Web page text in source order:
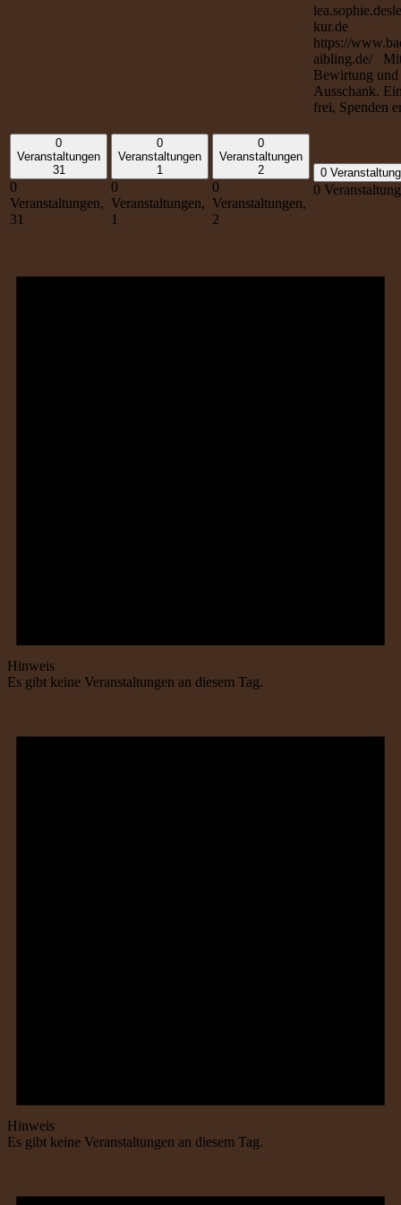
kur.de
https://
aibling.de/
Bewirtung und
Ausschank.
frei, Spenden
0
Veranstaltungen
31
0
Veranstaltungen,
31
0
Veranstaltungen
1
0
Veranstaltungen,
1
0
Veranstaltungen
2
0
Veranstaltungen,
2
0
0
Hinweis
Es gibt keine Veranstaltungen an diesem Tag.
Hinweis
Es gibt keine Veranstaltungen an diesem Tag.